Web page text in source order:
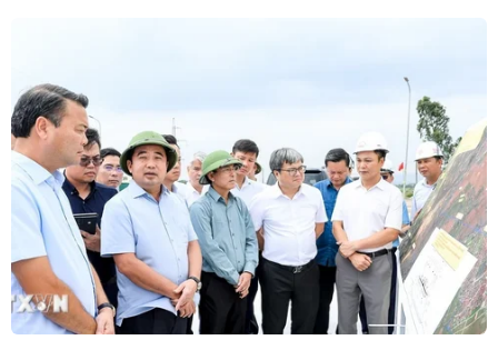
TIN CÙNG CHUYÊN MỤC
Olympic Trí tuệ nhân
tạo quốc tế 2026: 7/8 học sinh Việt
Nam đoạt huy chương
08/08/2026 14:24